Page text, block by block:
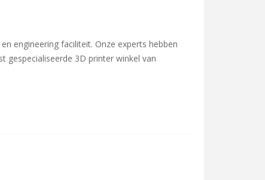
engineering faciliteit. Onze experts hebben
gespecialiseerde 3D printer winkel van